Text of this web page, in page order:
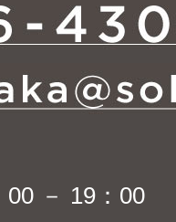
－ 19：00